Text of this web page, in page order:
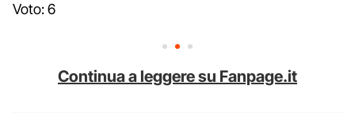
Voto: 6
Continua a leggere su Fanpage.it